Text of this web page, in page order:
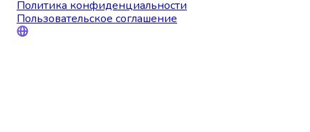
Политика конфиденциальности
Пользовательское соглашение